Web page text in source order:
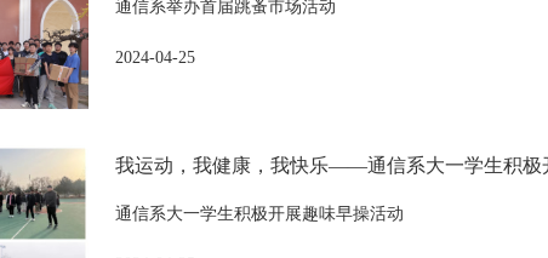
通信系举办首届跳蚤市场活动
2024-04-25
我运动，我健康，我快乐——通信系大一学生积极
通信系大一学生积极开展趣味早操活动